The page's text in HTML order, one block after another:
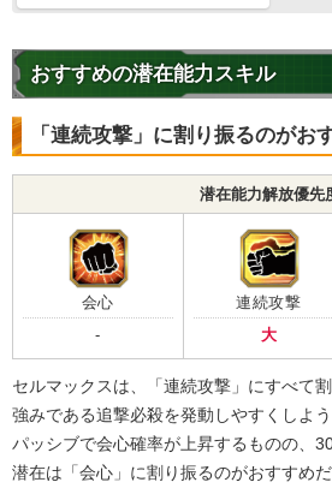
おすすめの潜在能力スキル
「連続攻撃」に割り振るのがお
潜在能力解放優先
会心
-
連続攻撃
大
セルマックスは、「連続攻撃」にすべて
強みである追撃必殺を発動しやすくしよ
パッシブで会心確率が上昇するものの、
潜在は「会心」に割り振るのがおすすめだ